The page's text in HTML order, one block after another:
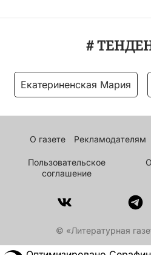
#
Екатериненская Мария
О газете Рекламодателям
Пользовательское
соглашение
© «Литературная